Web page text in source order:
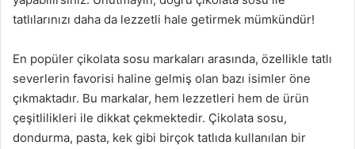
tatlılarınızı daha da lezzetli hale getirmek mümkündür!
En popüler çikolata sosu markaları arasında, özellikle tatlı
severlerin favorisi haline gelmiş olan bazı isimler öne
çıkmaktadır. Bu markalar, hem lezzetleri hem de ürün
çeşitlilikleri ile dikkat çekmektedir. Çikolata sosu,
dondurma, pasta, kek gibi birçok tatlıda kullanılan bir